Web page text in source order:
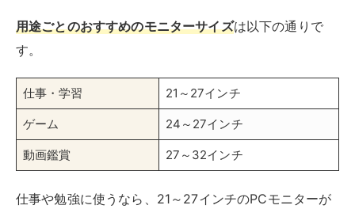
用途ごとのおすすめのモニターサイズは以下の通りで
す。
仕事・学習 21～27インチ
ゲーム 24～27インチ
動画鑑賞 27～32インチ
仕事や勉強に使うなら、21～27インチのPCモニターが